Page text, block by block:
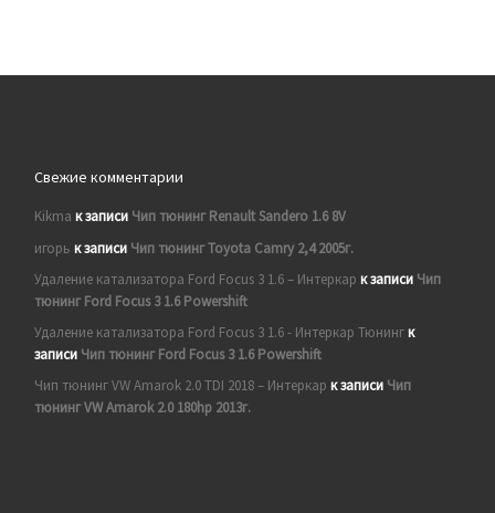
Свежие комментарии
Kikma к записи Чип тюнинг Renault Sandero 1.6 8V
игорь к записи Чип тюнинг Toyota Camry 2,4 2005г.
Удаление катализатора Ford Focus 3 1.6 – Интеркар к записи Чип
тюнинг Ford Focus 3 1.6 Powershift
Удаление катализатора Ford Focus 3 1.6 - Интеркар Тюнингк
записи Чип тюнинг Ford Focus 3 1.6 Powershift
Чип тюнинг VW Amarok 2.0 TDI 2018 – Интеркар к записи Чип
тюнинг VW Amarok 2.0 180hp 2013г.